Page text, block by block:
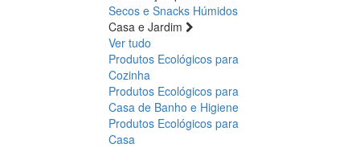
Secos e Snacks Húmidos
Casa e Jardim
Ver tudo
Produtos Ecológicos para
Cozinha
Produtos Ecológicos para
Casa de Banho e Higiene
Produtos Ecológicos para
Casa